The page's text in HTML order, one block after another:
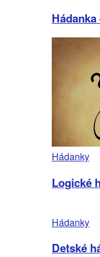
Hádanky
Logické
Hádanky
Detské